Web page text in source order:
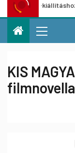
kiállításhoz
KIS